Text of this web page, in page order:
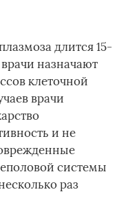
длится 15-
назначают
клеточной
врачи
и не
системы
раз